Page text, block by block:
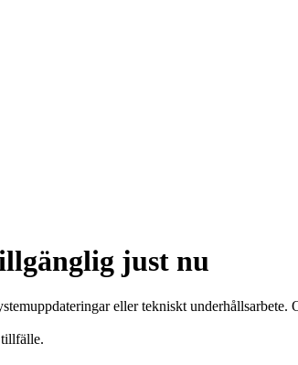
just nu
eller tekniskt